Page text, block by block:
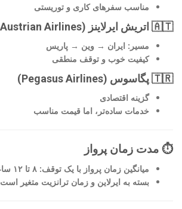
مناسب سفرهای کاری و توریستی
🇦🇹 اتریش ایرلاینز (Austrian Airlines)
مسیر: ایران → وین → پاریس
کیفیت خوب و توقف منطقی
🇹🇷 پگاسوس (Pegasus Airlines)
گزینه اقتصادی
خدمات ساده‌تر، اما قیمت مناسب
⏱️ مدت زمان پرواز
میانگین زمان پرواز با یک توقف: ۸ تا ۱۲ ساعت
بسته به ایرلاین و زمان ترانزیت متغیر است